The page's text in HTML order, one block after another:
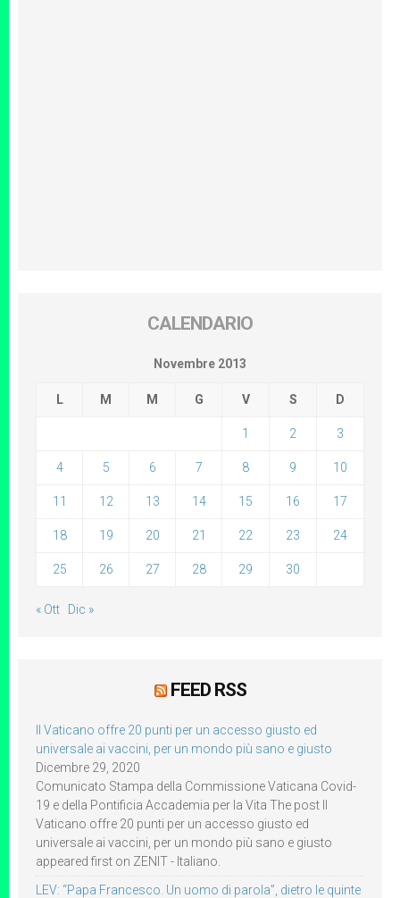
CALENDARIO
Novembre 2013
L M M G V S D
1 2 3
4 5 6 7 8 9 10
11 12 13 14 15 16 17
18 19 20 21 22 23 24
25 26 27 28 29 30
« Ott Dic »
FEED RSS
Il Vaticano offre 20 punti per un accesso giusto ed
universale ai vaccini, per un mondo più sano e giusto
Dicembre 29, 2020
Comunicato Stampa della Commissione Vaticana Covid-
19 e della Pontificia Accademia per la Vita The post Il
Vaticano offre 20 punti per un accesso giusto ed
universale ai vaccini, per un mondo più sano e giusto
appeared first on ZENIT - Italiano.
LEV: “Papa Francesco. Un uomo di parola”, dietro le quinte